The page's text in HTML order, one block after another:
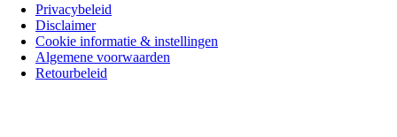
Privacybeleid
Disclaimer
Cookie informatie & instellingen
Algemene voorwaarden
Retourbeleid